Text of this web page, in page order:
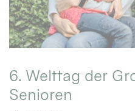
6. Welttag der
Senioren